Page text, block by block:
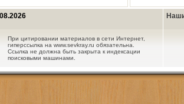
При цитировании материалов в сети Интернет,
гиперссылка на www.sevkray.ru обязательна.
Ссылка не должна быть закрыта к индексации
поисковыми машинами.